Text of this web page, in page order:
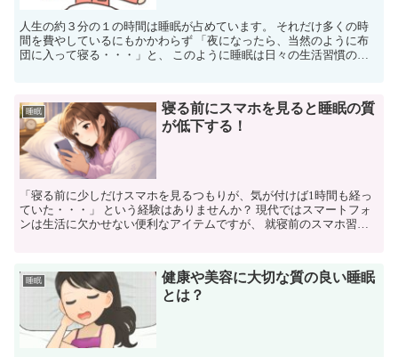
人生の約３分の１の時間は睡眠が占めています。 それだけ多くの時
間を費やしているにもかかわらず 「夜になったら、当然のように布
団に入って寝る・・・」と、 このように睡眠は日々の生活習慣の中
睡眠
寝る前にスマホを見ると睡眠の質
が低下する！
「寝る前に少しだけスマホを見るつもりが、気が付けば1時間も経っ
ていた・・・」 という経験はありませんか？ 現代ではスマートフォ
ンは生活に欠かせない便利なアイテムですが、 就寝前のスマホ習慣
睡眠
健康や美容に大切な質の良い睡眠
とは？